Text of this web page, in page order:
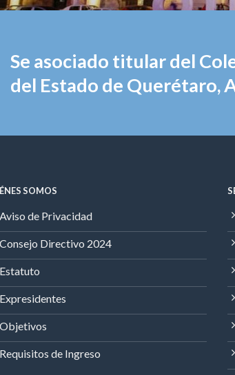
Se asociado titular del
del Estado de Querétaro,
SOMOS
Aviso de Privacidad
Consejo Directivo 2024
Estatuto
Expresidentes
Objetivos
Requisitos de Ingreso